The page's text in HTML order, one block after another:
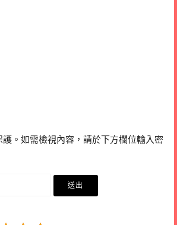
。如需檢視內容，請於下方欄位輸入密